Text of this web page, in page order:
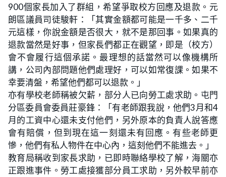
900個家長加入了群組，希望爭取校方回應及退款。元
朗區議員司徒駿軒：「其實金額都可能是一千多、二千
元這樣，你說金額是否很大，就不是那回事。如果真的
退款當然是好事，但家長們都正在觀望，即是（校方）
會不會履行這個承諾。最理想的話當然可以像機構所
講，公司內部問題他們處理好，可以如常復課。如果不
幸要清盤，希望他們都可以退款。」
亦有學校老師稱被欠薪，部分人已向勞工處求助。屯門
分區委員會委員莊豪鋒：「有老師跟我說，他們3月和4
月的工資中心還未支付他們，另外原本的負責人說答應
會有賠償，但到現在這一刻還未有回應。有些老師更
慘，他們有私人物件在中心內，這刻他們不能進去。」
教育局稱收到家長求助，已即時聯絡學校了解，海關亦
正跟進事件。勞工處接獲部分員工求助，另外較早前亦